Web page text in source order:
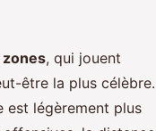
, qui jouent
être la plus célèbre.
est légèrement plus